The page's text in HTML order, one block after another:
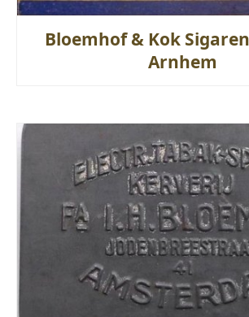
Bloemhof & Kok
Arnhem